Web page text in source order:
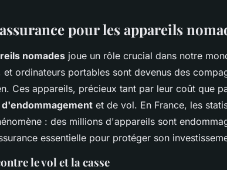
pour les appareils
nomades joue un rôle crucial dans notre
ordinateurs portables sont devenus des
Ces appareils, précieux tant par leur coût que
et de vol. En France, les
: des millions d'appareils sont
essentielle pour protéger son
le vol et la casse